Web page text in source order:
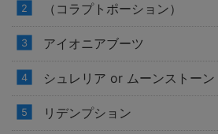
（コラプトポーション）
アイオニアブーツ
シュレリア or ムーンストーン
リデンプション